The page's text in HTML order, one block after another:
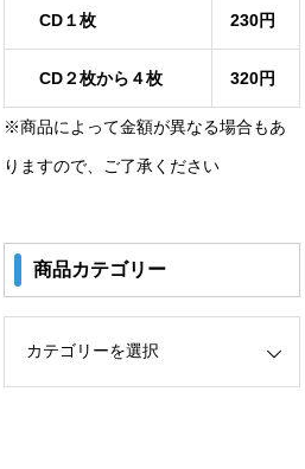
CD１枚 230円
CD２枚から４枚 320円
※商品によって金額が異なる場合もあ
りますので、ご了承ください
商品カテゴリー